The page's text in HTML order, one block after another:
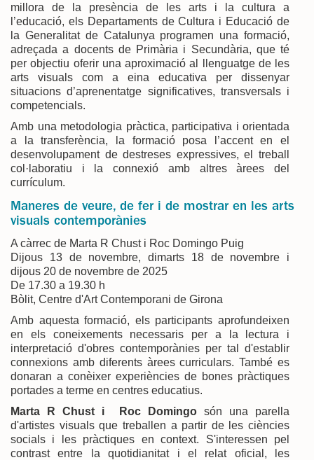
millora de la presència de les arts i la cultura a
l’educació, els Departaments de Cultura i Educació de
la Generalitat de Catalunya programen una formació,
adreçada a docents de Primària i Secundària, que té
per objectiu oferir una aproximació al llenguatge de les
arts visuals com a eina educativa per dissenyar
situacions d’aprenentatge significatives, transversals i
competencials.
Amb una metodologia pràctica, participativa i orientada
a la transferència, la formació posa l’accent en el
desenvolupament de destreses expressives, el treball
col·laboratiu i la connexió amb altres àrees del
currículum.
Maneres de veure, de fer i de mostrar en les arts
visuals contemporànies
A càrrec de Marta R Chust i Roc Domingo Puig
Dijous 13 de novembre, dimarts 18 de novembre i
dijous 20 de novembre de 2025
De 17.30 a 19.30 h
Bòlit, Centre d'Art Contemporani de Girona
Amb aquesta formació, els participants aprofundeixen
en els coneixements necessaris per a la lectura i
interpretació d'obres contemporànies per tal d'establir
connexions amb diferents àrees curriculars. També es
donaran a conèixer experiències de bones pràctiques
portades a terme en centres educatius.
Marta R Chust i Roc Domingo són una parella
d'artistes visuals que treballen a partir de les ciències
socials i les pràctiques en context. S'interessen pel
contrast entre la quotidianitat i el relat oficial, les